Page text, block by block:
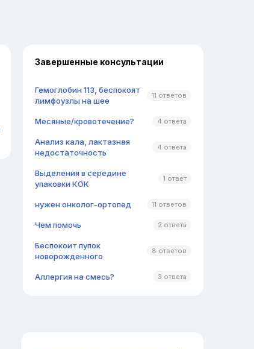
Завершенные консультации
Гемоглобин 113, беспокоят
лимфоузлы на шее
11 ответов
Месяные/кровотечение? 4 ответа
Анализ кала, лактазная
недостаточность
4 ответа
Выделения в середине
упаковки КОК
1 ответ
нужен онколог-ортопед 11 ответов
Чем помочь 2 ответа
Беспокоит пупок
новорожденного
8 ответов
Аллергия на смесь? 3 ответа